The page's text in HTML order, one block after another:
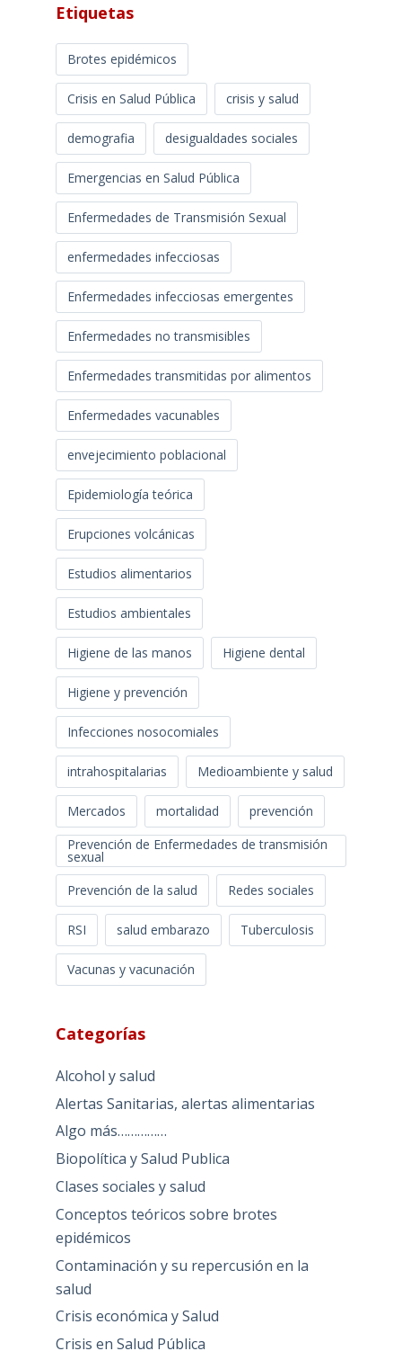
Etiquetas
Brotes epidémicos
Crisis en Salud Pública crisis y salud
demografia desigualdades sociales
Emergencias en Salud Pública
Enfermedades de Transmisión Sexual
enfermedades infecciosas
Enfermedades infecciosas emergentes
Enfermedades no transmisibles
Enfermedades transmitidas por alimentos
Enfermedades vacunables
envejecimiento poblacional
Epidemiología teórica
Erupciones volcánicas
Estudios alimentarios
Estudios ambientales
Higiene de las manos Higiene dental
Higiene y prevención
Infecciones nosocomiales
intrahospitalarias Medioambiente y salud
Mercados mortalidad
prevención
Prevención de Enfermedades de transmisión
sexual
Prevención de la salud
Redes sociales
RSI salud embarazo Tuberculosis
Vacunas y vacunación
Categorías
Alcohol y salud
Alertas Sanitarias, alertas alimentarias
Algo más……………
Biopolítica y Salud Publica
Clases sociales y salud
Conceptos teóricos sobre brotes
epidémicos
Contaminación y su repercusión en la
salud
Crisis económica y Salud
Crisis en Salud Pública